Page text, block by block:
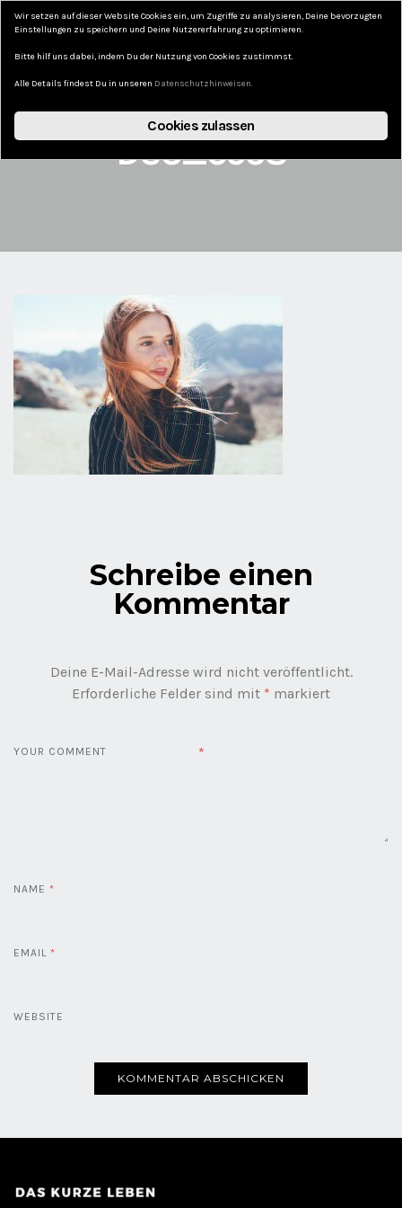
DAS KURZE LEBEN
DSC_6598
Schreibe einen
Kommentar
Deine E-Mail-Adresse wird nicht veröffentlicht.
Erforderliche Felder sind mit * markiert
YOUR COMMENT *
NAME *
EMAIL *
WEBSITE
Wir setzen auf dieser Website Cookies ein, um Zugriffe zu analysieren, Deine bevorzugten
Einstellungen zu speichern und Deine Nutzererfahrung zu optimieren.
Bitte hilf uns dabei, indem Du der Nutzung von Cookies zustimmst.
Alle Details findest Du in unseren Datenschutzhinweisen.
Cookies zulassen